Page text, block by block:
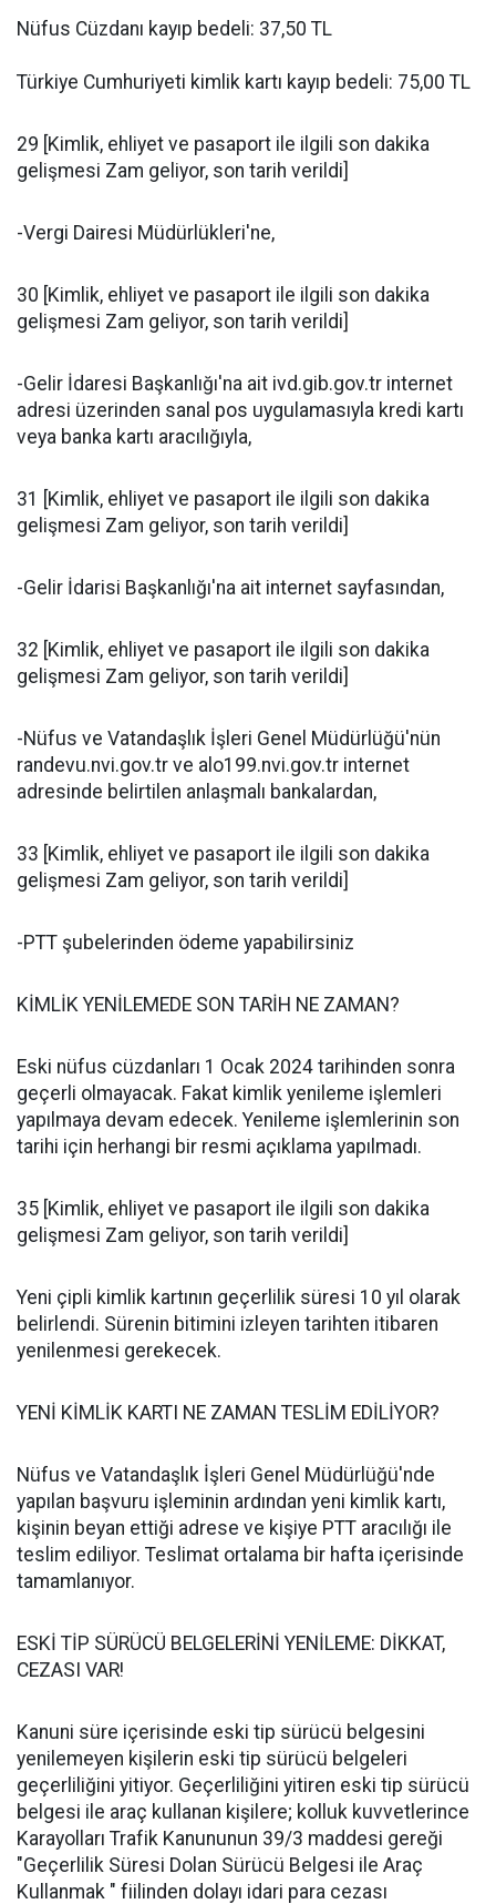
Nüfus Cüzdanı kayıp bedeli: 37,50 TL
Türkiye Cumhuriyeti kimlik kartı kayıp bedeli: 75,00 TL
29 [Kimlik, ehliyet ve pasaport ile ilgili son dakika
gelişmesi Zam geliyor, son tarih verildi]
-Vergi Dairesi Müdürlükleri'ne,
30 [Kimlik, ehliyet ve pasaport ile ilgili son dakika
gelişmesi Zam geliyor, son tarih verildi]
-Gelir İdaresi Başkanlığı'na ait ivd.gib.gov.tr internet
adresi üzerinden sanal pos uygulamasıyla kredi kartı
veya banka kartı aracılığıyla,
31 [Kimlik, ehliyet ve pasaport ile ilgili son dakika
gelişmesi Zam geliyor, son tarih verildi]
-Gelir İdarisi Başkanlığı'na ait internet sayfasından,
32 [Kimlik, ehliyet ve pasaport ile ilgili son dakika
gelişmesi Zam geliyor, son tarih verildi]
-Nüfus ve Vatandaşlık İşleri Genel Müdürlüğü'nün
randevu.nvi.gov.tr ve alo199.nvi.gov.tr internet
adresinde belirtilen anlaşmalı bankalardan,
33 [Kimlik, ehliyet ve pasaport ile ilgili son dakika
gelişmesi Zam geliyor, son tarih verildi]
-PTT şubelerinden ödeme yapabilirsiniz
KİMLİK YENİLEMEDE SON TARİH NE ZAMAN?
Eski nüfus cüzdanları 1 Ocak 2024 tarihinden sonra
geçerli olmayacak. Fakat kimlik yenileme işlemleri
yapılmaya devam edecek. Yenileme işlemlerinin son
tarihi için herhangi bir resmi açıklama yapılmadı.
35 [Kimlik, ehliyet ve pasaport ile ilgili son dakika
gelişmesi Zam geliyor, son tarih verildi]
Yeni çipli kimlik kartının geçerlilik süresi 10 yıl olarak
belirlendi. Sürenin bitimini izleyen tarihten itibaren
yenilenmesi gerekecek.
YENİ KİMLİK KARTI NE ZAMAN TESLİM EDİLİYOR?
Nüfus ve Vatandaşlık İşleri Genel Müdürlüğü'nde
yapılan başvuru işleminin ardından yeni kimlik kartı,
kişinin beyan ettiği adrese ve kişiye PTT aracılığı ile
teslim ediliyor. Teslimat ortalama bir hafta içerisinde
tamamlanıyor.
ESKİ TİP SÜRÜCÜ BELGELERİNİ YENİLEME: DİKKAT,
CEZASI VAR!
Kanuni süre içerisinde eski tip sürücü belgesini
yenilemeyen kişilerin eski tip sürücü belgeleri
geçerliliğini yitiyor. Geçerliliğini yitiren eski tip sürücü
belgesi ile araç kullanan kişilere; kolluk kuvvetlerince
Karayolları Trafik Kanununun 39/3 maddesi gereği
"Geçerlilik Süresi Dolan Sürücü Belgesi ile Araç
Kullanmak " fiilinden dolayı idari para cezası